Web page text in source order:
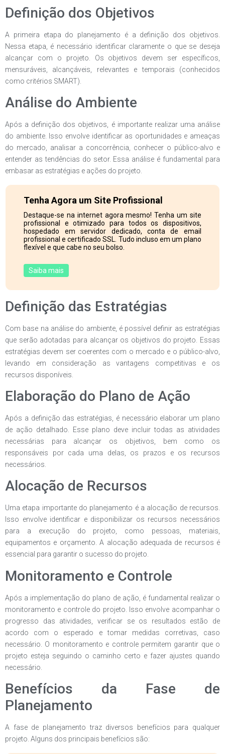
Definição dos Objetivos
A primeira etapa do planejamento é a definição dos objetivos.
Nessa etapa, é necessário identificar claramente o que se deseja
alcançar com o projeto. Os objetivos devem ser específicos,
mensuráveis, alcançáveis, relevantes e temporais (conhecidos
como critérios SMART).
Análise do Ambiente
Após a definição dos objetivos, é importante realizar uma análise
do ambiente. Isso envolve identificar as oportunidades e ameaças
do mercado, analisar a concorrência, conhecer o público-alvo e
entender as tendências do setor. Essa análise é fundamental para
embasar as estratégias e ações do projeto.
Tenha Agora um Site Profissional
Destaque-se na internet agora mesmo! Tenha um site
profissional e otimizado para todos os dispositivos,
hospedado em servidor dedicado, conta de email
profissional e certificado SSL. Tudo incluso em um plano
flexível e que cabe no seu bolso.
Saiba mais
Definição das Estratégias
Com base na análise do ambiente, é possível definir as estratégias
que serão adotadas para alcançar os objetivos do projeto. Essas
estratégias devem ser coerentes com o mercado e o público-alvo,
levando em consideração as vantagens competitivas e os
recursos disponíveis.
Elaboração do Plano de Ação
Após a definição das estratégias, é necessário elaborar um plano
de ação detalhado. Esse plano deve incluir todas as atividades
necessárias para alcançar os objetivos, bem como os
responsáveis por cada uma delas, os prazos e os recursos
necessários.
Alocação de Recursos
Uma etapa importante do planejamento é a alocação de recursos.
Isso envolve identificar e disponibilizar os recursos necessários
para a execução do projeto, como pessoas, materiais,
equipamentos e orçamento. A alocação adequada de recursos é
essencial para garantir o sucesso do projeto.
Monitoramento e Controle
Após a implementação do plano de ação, é fundamental realizar o
monitoramento e controle do projeto. Isso envolve acompanhar o
progresso das atividades, verificar se os resultados estão de
acordo com o esperado e tomar medidas corretivas, caso
necessário. O monitoramento e controle permitem garantir que o
projeto esteja seguindo o caminho certo e fazer ajustes quando
necessário.
Benefícios da Fase de
Planejamento
A fase de planejamento traz diversos benefícios para qualquer
projeto. Alguns dos principais benefícios são: